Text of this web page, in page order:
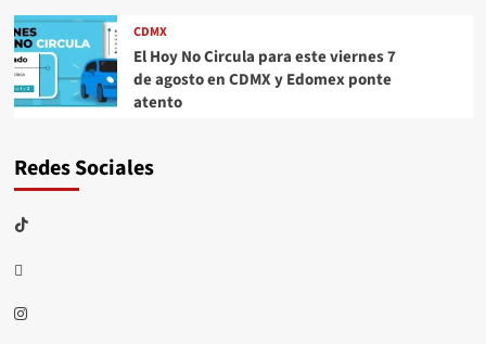
CDMX
El Hoy No Circula para este viernes 7
de agosto en CDMX y Edomex ponte
atento
Redes Sociales
TikTok
threads
Instagram